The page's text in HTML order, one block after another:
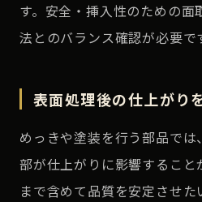
す。安全・挿入性のための面
法とのバランス確認が必要で
表面処理後の仕上がり
めっきや塗装を行う部品で
部が仕上がりに影響するこ
まで含めて品質を安定させ